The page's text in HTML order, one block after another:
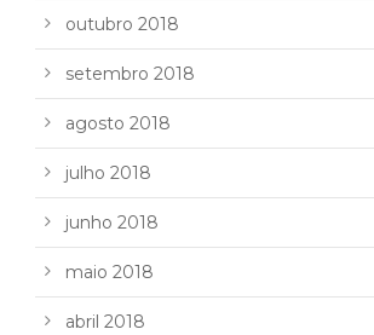
outubro 2018
setembro 2018
agosto 2018
julho 2018
junho 2018
maio 2018
abril 2018